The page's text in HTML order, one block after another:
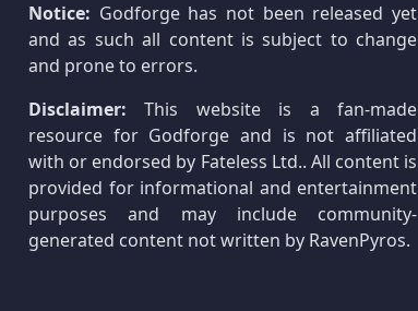
Notice: Godforge has not been released yet
and as such all content is subject to change
and prone to errors.
Disclaimer: This website is a fan-made
resource for Godforge and is not affiliated
with or endorsed by Fateless Ltd.. All content is
provided for informational and entertainment
purposes and may include community-
generated content not written by RavenPyros.